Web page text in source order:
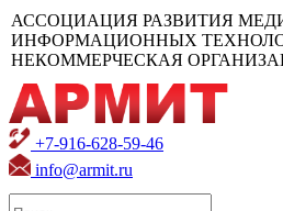
АССОЦИАЦИЯ РАЗВИТИЯ
ИНФОРМАЦИОННЫХ
НЕКОММЕРЧЕСКАЯ
+7-916-628-59-46
info@armit.ru